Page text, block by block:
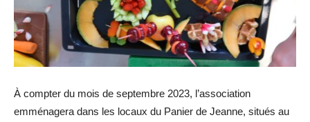
À compter du mois de septembre 2023, l’association
emménagera dans les locaux du Panier de Jeanne, situés au